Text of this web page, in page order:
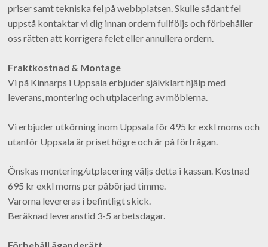
priser samt tekniska fel på webbplatsen. Skulle sådant fel
uppstå kontaktar vi dig innan ordern fullföljs och förbehåller
oss rätten att korrigera felet eller annullera ordern.
Fraktkostnad & Montage
Vi på Kinnarps i Uppsala erbjuder självklart hjälp med
leverans, montering och utplacering av möblerna.
Vi erbjuder utkörning inom Uppsala för 495 kr exkl moms och
utanför Uppsala är priset högre och är på förfrågan.
Önskas montering/utplacering väljs detta i kassan. Kostnad
695 kr exkl moms per påbörjad timme.
Varorna levereras i befintligt skick.
Beräknad leveranstid 3-5 arbetsdagar.